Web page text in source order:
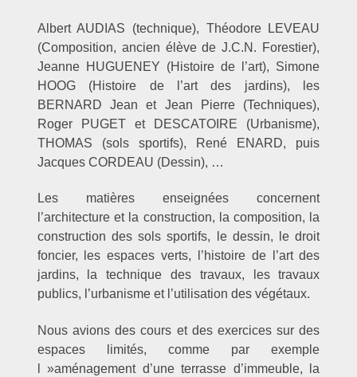
Albert AUDIAS (technique), Théodore LEVEAU
(Composition, ancien élève de J.C.N. Forestier),
Jeanne HUGUENEY (Histoire de l’art), Simone
HOOG (Histoire de l’art des jardins), les
BERNARD Jean et Jean Pierre (Techniques),
Roger PUGET et DESCATOIRE (Urbanisme),
THOMAS (sols sportifs), René ENARD, puis
Jacques CORDEAU (Dessin), …
Les matières enseignées concernent
l’architecture et la construction, la composition, la
construction des sols sportifs, le dessin, le droit
foncier, les espaces verts, l’histoire de l’art des
jardins, la technique des travaux, les travaux
publics, l’urbanisme et l’utilisation des végétaux.
Nous avions des cours et des exercices sur des
espaces limités, comme par exemple
l »aménagement d’une terrasse d’immeuble, la